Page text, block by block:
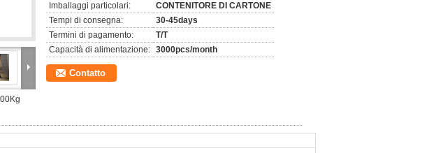
Imballaggi particolari:
CONTENITORE DI CARTONE
Tempi di consegna:
30-45days
Termini di pagamento:
T/T
Capacità di alimentazione: 3000pcs/month
Contatto